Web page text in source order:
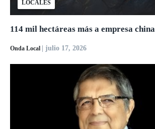
LOCALES
114 mil hectáreas más a empresa china
Onda Local | julio 17, 2026